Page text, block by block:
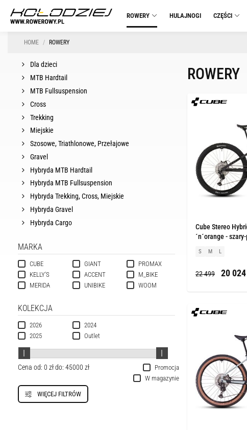
ROWERY HULAJNOGI CZĘŚCI
HOME ROWERY
Dla dzieci
MTB Hardtail
MTB Fullsuspension
Cross
Trekking
Miejskie
Szosowe, Triathlonowe, Przełajowe
Gravel
Hybryda MTB Hardtail
Hybryda MTB Fullsuspension
Hybryda Trekking, Cross, Miejskie
Hybryda Gravel
Hybryda Cargo
MARKA
CUBE
KELLY'S
MERIDA
GIANT
ACCENT
UNIBIKE
PROMAX
M_BIKE
WOOM
KOLEKCJA
2026
2025
2024
Outlet
Promocja
Cena od: 0 złdo: 45000 zł
W magazynie
WIĘCEJ FILTRÓW
ROWERY
Cube Stereo
´n´orange -
S M L
22 499 20 024